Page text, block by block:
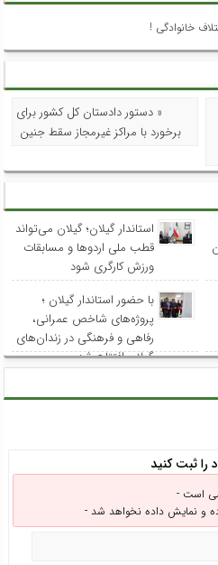
« دستور دادستان کل کشور برای
برخورد با مراکز غیرمجاز سقط جنین
استاندار گیلان؛ گیلان می‌تواند
قطب ملی اردوها و مسابقات
ورزش کارگری شود
با حضور استاندار گیلان ؛
پروژه‌های شاخص عمرانی،
رفاهی و فرهنگی در زندان‌های
گیلان افتتاح شد
را ثبت کنید
است -
و نمایش داده نخواهد شد -